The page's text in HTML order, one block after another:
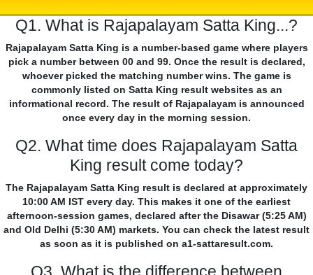
Q1. What is Rajapalayam Satta King...?
Rajapalayam Satta King is a number-based game where players
pick a number between 00 and 99. Once the result is declared,
whoever picked the matching number wins. The game is
commonly listed on Satta King result websites as an
informational record. The result of Rajapalayam is announced
once every day in the morning session.
Q2. What time does Rajapalayam Satta
King result come today?
The Rajapalayam Satta King result is declared at approximately
10:00 AM IST every day. This makes it one of the earliest
afternoon-session games, declared after the Disawar (5:25 AM)
and Old Delhi (5:30 AM) markets. You can check the latest result
as soon as it is published on a1-sattaresult.com.